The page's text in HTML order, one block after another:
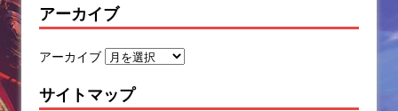
アーカイブ
アーカイブ
サイトマップ